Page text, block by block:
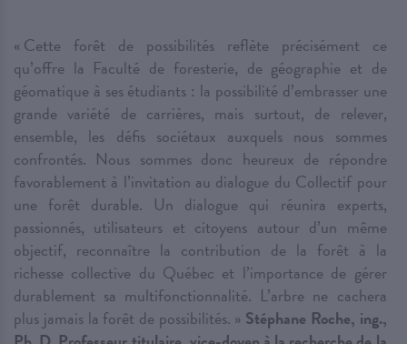
« Cette forêt de possibilités reflète précisément ce
qu’offre la Faculté de foresterie, de géographie et de
géomatique à ses étudiants : la possibilité d’embrasser une
grande variété de carrières, mais surtout, de relever,
ensemble, les défis sociétaux auxquels nous sommes
confrontés. Nous sommes donc heureux de répondre
favorablement à l’invitation au dialogue du Collectif pour
une forêt durable. Un dialogue qui réunira experts,
passionnés, utilisateurs et citoyens autour d’un même
objectif, reconnaître la contribution de la forêt à la
richesse collective du Québec et l’importance de gérer
durablement sa multifonctionnalité. L’arbre ne cachera
plus jamais la forêt de possibilités. » Stéphane Roche, ing.,